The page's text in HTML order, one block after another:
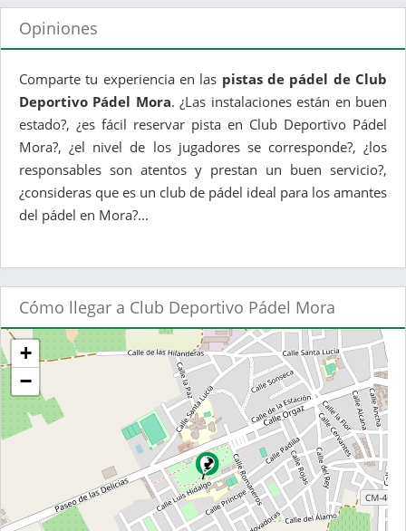
Opiniones
Comparte tu experiencia en las pistas de pádel de Club
Deportivo Pádel Mora. ¿Las instalaciones están en buen
estado?, ¿es fácil reservar pista en Club Deportivo Pádel
Mora?, ¿el nivel de los jugadores se corresponde?, ¿los
responsables son atentos y prestan un buen servicio?,
¿consideras que es un club de pádel ideal para los amantes
del pádel en Mora?...
Cómo llegar a Club Deportivo Pádel Mora
+
−